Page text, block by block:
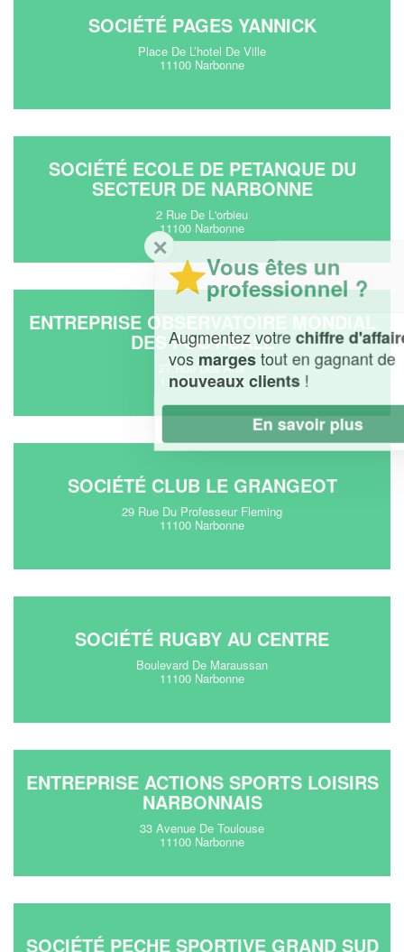
SOCIÉTÉ PAGES YANNICK
Place De L’hotel De Ville
11100 Narbonne
SOCIÉTÉ ECOLE DE PETANQUE DU
SECTEUR DE NARBONNE
2 Rue De L'orbieu
11100 Narbonne
ENTREPRISE OBSERVATOIRE MONDIAL
DES FOOT-BALL
27 Rue Des Arts
11100 Narbonne
SOCIÉTÉ CLUB LE GRANGEOT
29 Rue Du Professeur Fleming
11100 Narbonne
SOCIÉTÉ RUGBY AU CENTRE
Boulevard De Maraussan
11100 Narbonne
ENTREPRISE ACTIONS SPORTS LOISIRS
NARBONNAIS
33 Avenue De Toulouse
11100 Narbonne
SOCIÉTÉ PECHE SPORTIVE GRAND SUD
Vous êtes un
professionnel ?
Augmentez votrechiffre d'affaireset
marges tout en gagnant de
nouveaux clients!
En savoir plus